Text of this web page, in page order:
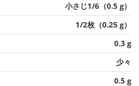
小さじ1/6（0.5 g）
1/2枚（0.25 g）
0.3 g
少々
0.5 g